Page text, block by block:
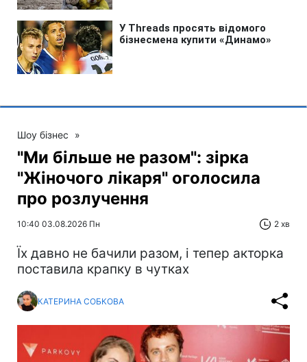
Шоу бізнес »
"Ми більше не разом": зірка
"Жіночого лікаря" оголосила
про розлучення
10:40 03.08.2026 Пн 2 хв
Їх давно не бачили разом, і тепер акторка
поставила крапку в чутках
КАТЕРИНА СОБКОВА